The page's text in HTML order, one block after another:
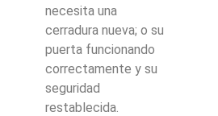
necesita una
cerradura nueva; o su
puerta funcionando
correctamente y su
seguridad
restablecida.